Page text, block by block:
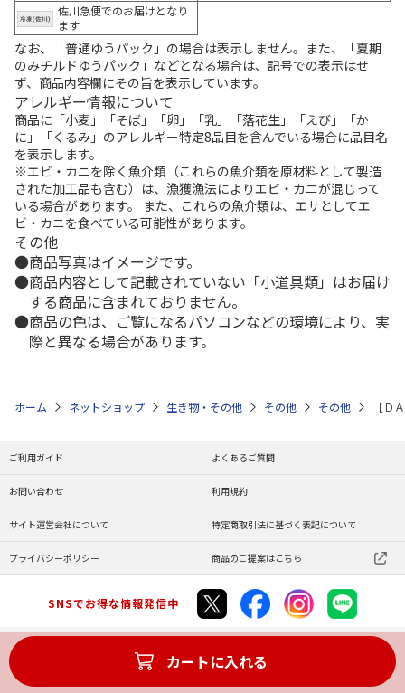
佐川急便でのお届けとなり
ます
なお、「普通ゆうパック」の場合は表示しません。また、「夏期
のみチルドゆうパック」などとなる場合は、記号での表示はせ
ず、商品内容欄にその旨を表示しています。
アレルギー情報について
商品に「小麦」「そば」「卵」「乳」「落花生」「えび」「か
に」「くるみ」のアレルギー特定8品目を含んでいる場合に品目名
を表示します。
※エビ・カニを除く魚介類（これらの魚介類を原材料として製造
された加工品も含む）は、漁獲漁法によりエビ・カニが混じって
いる場合があります。 また、これらの魚介類は、エサとしてエ
ビ・カニを食べている可能性があります。
その他
商品写真はイメージです。
商品内容として記載されていない「小道具類」はお届け
する商品に含まれておりません。
商品の色は、ご覧になるパソコンなどの環境により、実
際と異なる場合があります。
カートに入れる
ホーム ネットショップ 生き物・その他 その他 その他 【Ｄ
ご利用ガイド よくあるご質問
お問い合わせ 利用規約
サイト運営会社について 特定商取引法に基づく表記について
プライバシーポリシー 商品のご提案はこちら
SNSでお得な情報発信中